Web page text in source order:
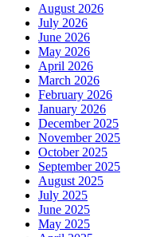
August 2026
July 2026
June 2026
May 2026
April 2026
March 2026
February 2026
January 2026
December 2025
November 2025
October 2025
September 2025
August 2025
July 2025
June 2025
May 2025